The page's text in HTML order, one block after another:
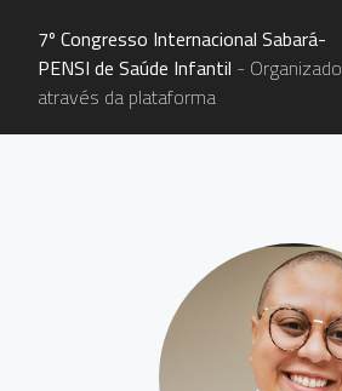
7º Congresso Internacional Sabará-
PENSI de Saúde Infantil - Organizado
através da plataforma